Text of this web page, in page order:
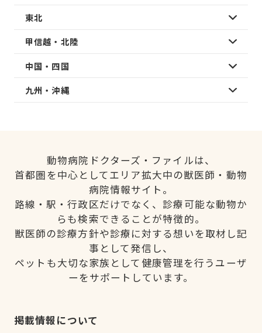
東北
甲信越・北陸
中国・四国
九州・沖縄
動物病院ドクターズ・ファイルは、
首都圏を中心としてエリア拡大中の獣医師・動物
病院情報サイト。
路線・駅・行政区だけでなく、診療可能な動物か
らも検索できることが特徴的。
獣医師の診療方針や診療に対する想いを取材し記
事として発信し、
ペットも大切な家族として健康管理を行うユーザ
ーをサポートしています。
掲載情報について